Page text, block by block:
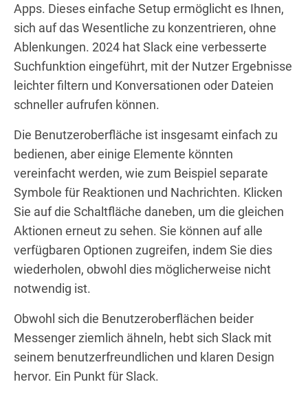
Apps. Dieses einfache Setup ermöglicht es Ihnen,
sich auf das Wesentliche zu konzentrieren, ohne
Ablenkungen. 2024 hat Slack eine verbesserte
Suchfunktion eingeführt, mit der Nutzer Ergebnisse
leichter filtern und Konversationen oder Dateien
schneller aufrufen können.
Die Benutzeroberfläche ist insgesamt einfach zu
bedienen, aber einige Elemente könnten
vereinfacht werden, wie zum Beispiel separate
Symbole für Reaktionen und Nachrichten. Klicken
Sie auf die Schaltfläche daneben, um die gleichen
Aktionen erneut zu sehen. Sie können auf alle
verfügbaren Optionen zugreifen, indem Sie dies
wiederholen, obwohl dies möglicherweise nicht
notwendig ist.
Obwohl sich die Benutzeroberflächen beider
Messenger ziemlich ähneln, hebt sich Slack mit
seinem benutzerfreundlichen und klaren Design
hervor. Ein Punkt für Slack.